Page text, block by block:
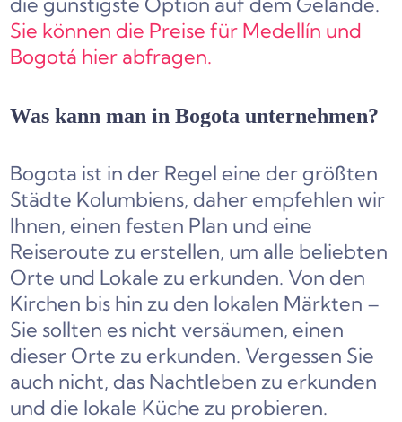
Sie können die Preise für Medellín und
Bogotá hier abfragen.
Was kann man in Bogota unternehmen?
Bogota ist in der Regel eine der größten
Städte Kolumbiens, daher empfehlen wir
Ihnen, einen festen Plan und eine
Reiseroute zu erstellen, um alle beliebten
Orte und Lokale zu erkunden. Von den
Kirchen bis hin zu den lokalen Märkten –
Sie sollten es nicht versäumen, einen
dieser Orte zu erkunden. Vergessen Sie
auch nicht, das Nachtleben zu erkunden
und die lokale Küche zu probieren.